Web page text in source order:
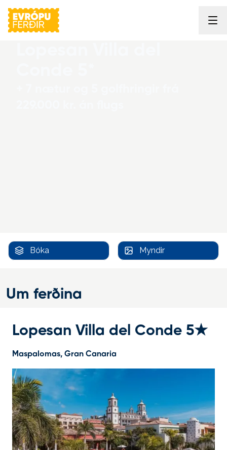
Evrópuferðir
Bóka Myndir
Um ferðina
Lopesan Villa del Conde 5★
Maspalomas, Gran Canaria